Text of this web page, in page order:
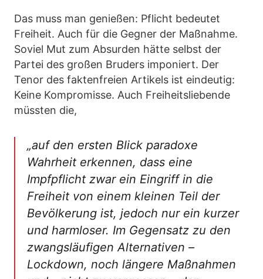
Das muss man genießen: Pflicht bedeutet
Freiheit. Auch für die Gegner der Maßnahme.
Soviel Mut zum Absurden hätte selbst der
Partei des großen Bruders imponiert. Der
Tenor des faktenfreien Artikels ist eindeutig:
Keine Kompromisse. Auch Freiheitsliebende
müssten die,
„auf den ersten Blick paradoxe
Wahrheit erkennen, dass eine
Impfpflicht zwar ein Eingriff in die
Freiheit von einem kleinen Teil der
Bevölkerung ist, jedoch nur ein kurzer
und harmloser. Im Gegensatz zu den
zwangsläufigen Alternativen –
Lockdown, noch längere Maßnahmen